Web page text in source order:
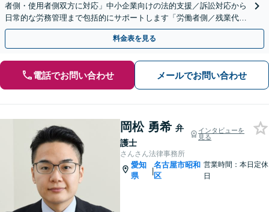
者側・使用者側双方に対応」中小企業向けの法的支援／訴訟対応から
日常的な労務管理まで包括的にサポートします「労働者側／残業代請
求や退職に関する問題に対応」【休日・夜間相談可】
料金表を見る
電話でお問い合わせ メールでお問い合わせ
岡松 勇希 弁
護士
インタビューを
見る
さんさん法律事務所
愛知
県
|
名古屋市昭和
区
営業時間：本日定休
日